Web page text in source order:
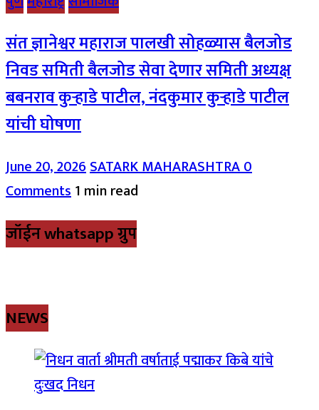
संत ज्ञानेश्वर महाराज पालखी सोहळ्यास बैलजोड
निवड समिती बैलजोड सेवा देणार समिती अध्यक्ष
बबनराव कुऱ्हाडे पाटील, नंदकुमार कुऱ्हाडे पाटील
यांची घोषणा
June 20, 2026SATARK MAHARASHTRA0
Comments1 min read
जॉईन whatsapp ग्रुप
NEWS